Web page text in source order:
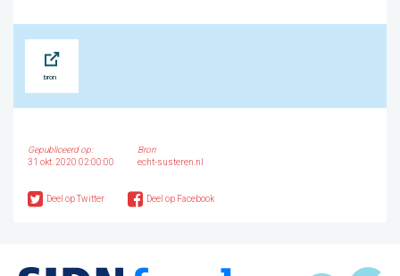
Gepubliceerd op:
31 okt. 2020 02:00:00
Bron
echt-susteren.nl
Deel op Twitter Deel op Facebook